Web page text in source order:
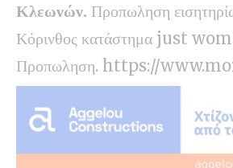
Κλεωνών. Προπωληση
Κόρινθος κατάστημα just
Προπωληση. https://